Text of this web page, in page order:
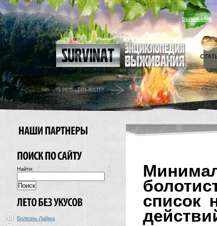
ВЫЖИВАНИЕ
Найти:
Болезнь Лайма
список